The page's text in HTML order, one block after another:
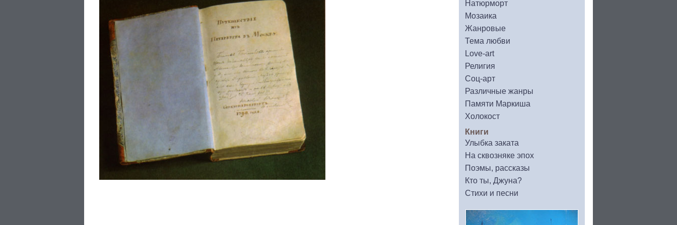
Натюрморт
Мозаика
Жанровые
Тема любви
Love-art
Религия
Соц-арт
Различные жанры
Памяти Маркиша
Холокост
Книги
Улыбка заката
На сквозняке эпох
Поэмы, рассказы
Кто ты, Джуна?
Стихи и песни